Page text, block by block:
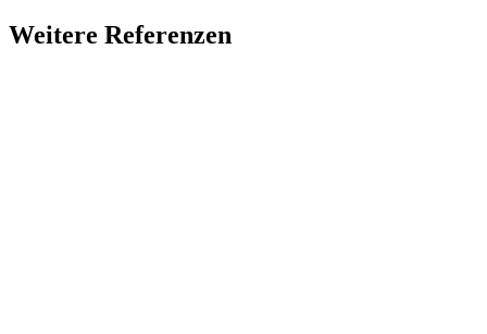
Weitere Referenzen